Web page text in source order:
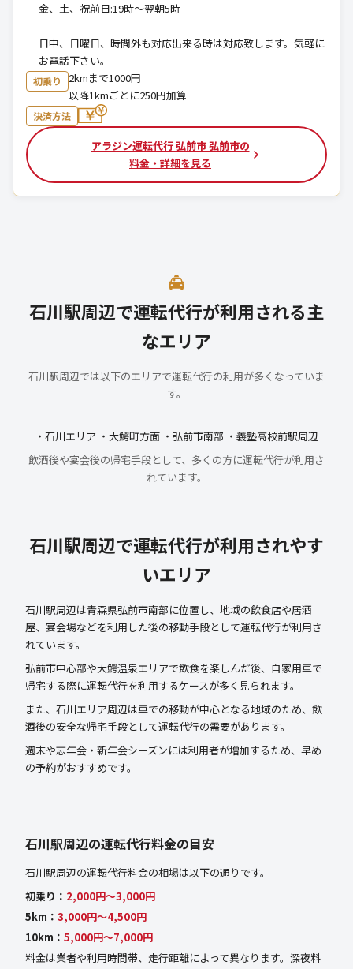
金、土、祝前日:19時〜翌朝5時
日中、日曜日、時間外も対応出来る時は対応致します。気軽に
お電話下さい。
初乗り
2kmまで1000円
以降1kmごとに250円加算
決済方法
アラジン運転代行 弘前市 弘前市の
料金・詳細を見る
石川駅周辺で運転代行が利用される主
なエリア
石川駅周辺では以下のエリアで運転代行の利用が多くなっていま
す。
・石川エリア ・大鰐町方面 ・弘前市南部 ・義塾高校前駅周辺
飲酒後や宴会後の帰宅手段として、多くの方に運転代行が利用さ
れています。
石川駅周辺で運転代行が利用されやす
いエリア
石川駅周辺は青森県弘前市南部に位置し、地域の飲食店や居酒
屋、宴会場などを利用した後の移動手段として運転代行が利用さ
れています。
弘前市中心部や大鰐温泉エリアで飲食を楽しんだ後、自家用車で
帰宅する際に運転代行を利用するケースが多く見られます。
また、石川エリア周辺は車での移動が中心となる地域のため、飲
酒後の安全な帰宅手段として運転代行の需要があります。
週末や忘年会・新年会シーズンには利用者が増加するため、早め
の予約がおすすめです。
石川駅周辺の運転代行料金の目安
石川駅周辺の運転代行料金の相場は以下の通りです。
初乗り： 2,000円〜3,000円
5km： 3,000円〜4,500円
10km： 5,000円〜7,000円
料金は業者や利用時間帯、走行距離によって異なります。深夜料